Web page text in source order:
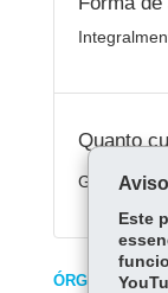
Quanto
Gratuito
ÓRGÃO
Este